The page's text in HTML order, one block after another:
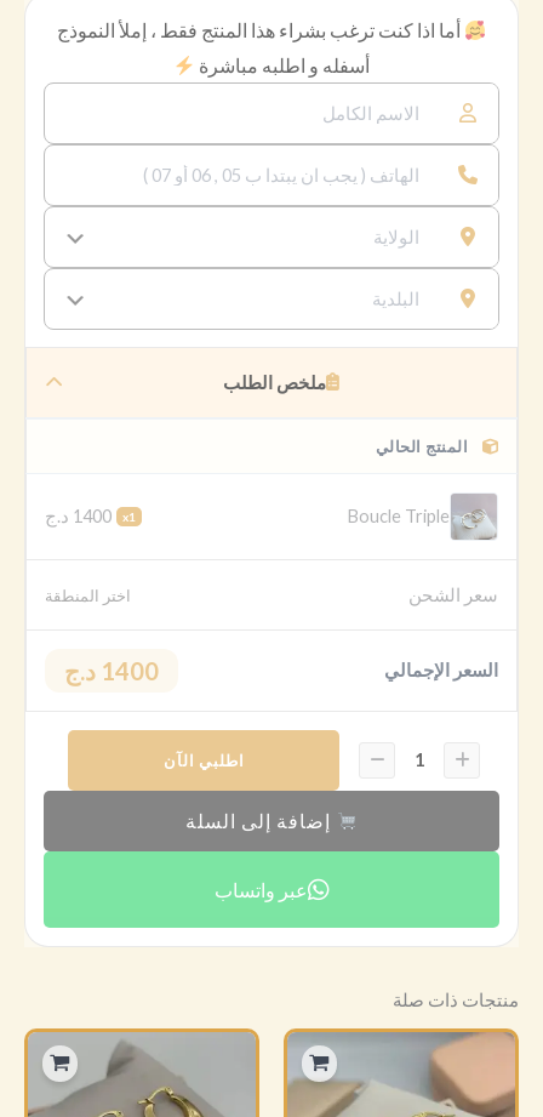
أما اذا كنت ترغب بشراء هذا المنتج فقط ، إملأ النموذج
أسفله و اطلبه مباشرة
ملخص الطلب
المنتج الحالي
Boucle Triple
x1 1400 د.ج
سعر الشحن اختر المنطقة
السعر الإجمالي 1400 د.ج
اطلبي الآن
إضافة إلى السلة
عبر واتساب
منتجات ذات صلة